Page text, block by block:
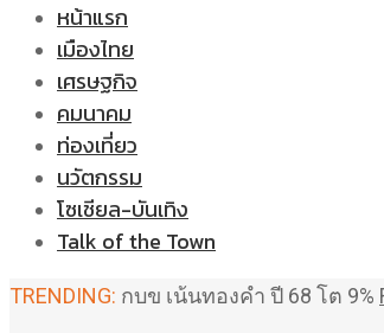
หน้าแรก
เมืองไทย
เศรษฐกิจ
คมนาคม
ท่องเที่ยว
นวัตกรรม
โซเชียล-บันเทิง
Talk of the Town
TRENDING: กบข เน้นทองคำ ปี 68 โต 9%